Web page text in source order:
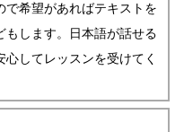
で希望があればテキストを
もします。日本語が話せる
してレッスンを受けてく